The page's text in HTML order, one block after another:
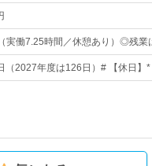
実働7.25時間／休憩あり）◎残
（2027年度は126日）# 【休日